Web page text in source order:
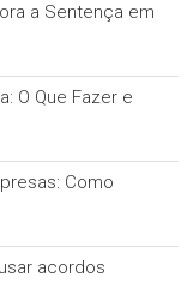
a Sentença em
O Que Fazer e
Como
acordos